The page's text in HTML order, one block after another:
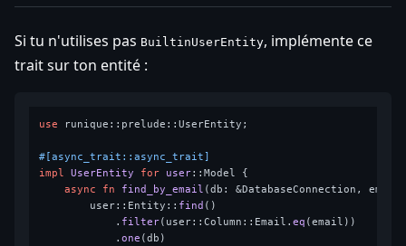
Si tu n'utilises pas BuiltinUserEntity, implémente ce
trait sur ton entité :
use runique::prelude::UserEntity;
#[async_trait::async_trait]
impl
UserEntity for user::Model {
async
fn find_by_email (db: &DatabaseConnection,
        user::Entity::
find ()
            .
filter(user::Column::Email.eq (email))
            .
one (db)